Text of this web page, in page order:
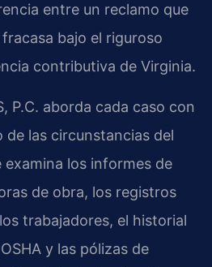
entre un reclamo que
bajo el riguroso
contributiva de Virginia.
P.C. aborda cada caso con
de las circunstancias del
los informes de
de obra, los registros
trabajadores, el historial
y las pólizas de